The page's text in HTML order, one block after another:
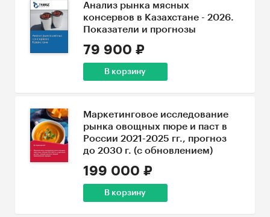
Анализ рынка мясных
консервов в Казахстане - 2026.
Показатели и прогнозы
79 900 ₽
В корзину
Маркетинговое исследование
рынка овощных пюре и паст в
России 2021-2025 гг., прогноз
до 2030 г. (с обновлением)
199 000 ₽
В корзину